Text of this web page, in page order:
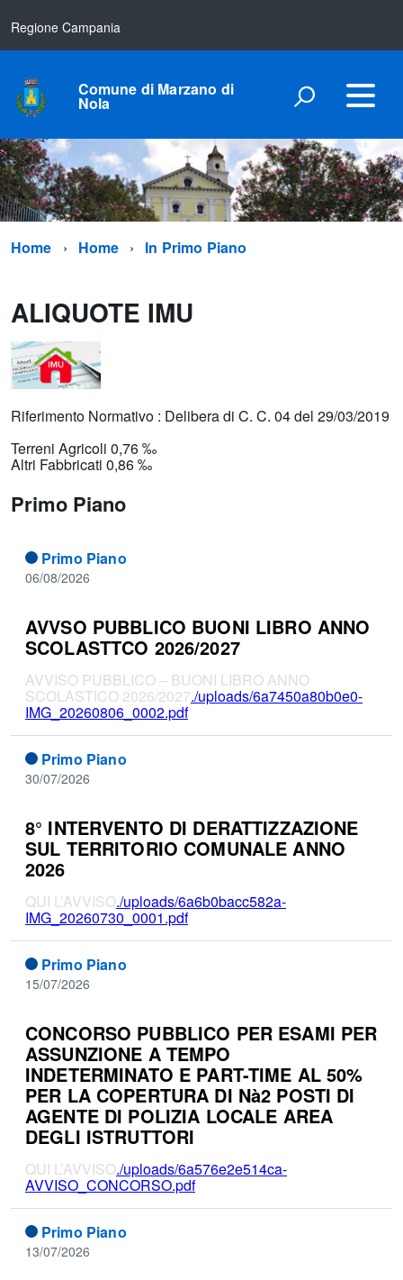
Regione Campania
Comune di Marzano di
Nola
Home Home In Primo Piano
ALIQUOTE IMU
Riferimento Normativo : Delibera di C. C. 04 del 29/03/2019
Terreni Agricoli 0,76 ‰
Altri Fabbricati 0,86 ‰
Primo Piano
Primo Piano
06/08/2026
AVVSO PUBBLICO BUONI LIBRO ANNO
SCOLASTTCO 2026/2027
AVVISO PUBBLICO – BUONI LIBRO ANNO
SCOLASTICO 2026/2027./uploads/6a7450a80b0e0-
IMG_20260806_0002.pdf
Primo Piano
30/07/2026
8° INTERVENTO DI DERATTIZZAZIONE
SUL TERRITORIO COMUNALE ANNO
2026
QUI L’AVVISO./uploads/6a6b0bacc582a-
IMG_20260730_0001.pdf
Primo Piano
15/07/2026
CONCORSO PUBBLICO PER ESAMI PER
ASSUNZIONE A TEMPO
INDETERMINATO E PART-TIME AL 50%
PER LA COPERTURA DI Nà2 POSTI DI
AGENTE DI POLIZIA LOCALE AREA
DEGLI ISTRUTTORI
QUI L’AVVISO./uploads/6a576e2e514ca-
AVVISO_CONCORSO.pdf
Primo Piano
13/07/2026